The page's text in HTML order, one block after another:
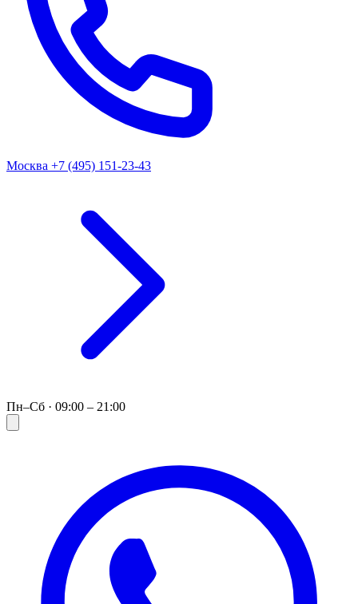
Москва +7 (495) 151-23-43
Пн–Сб · 09:00 – 21:00